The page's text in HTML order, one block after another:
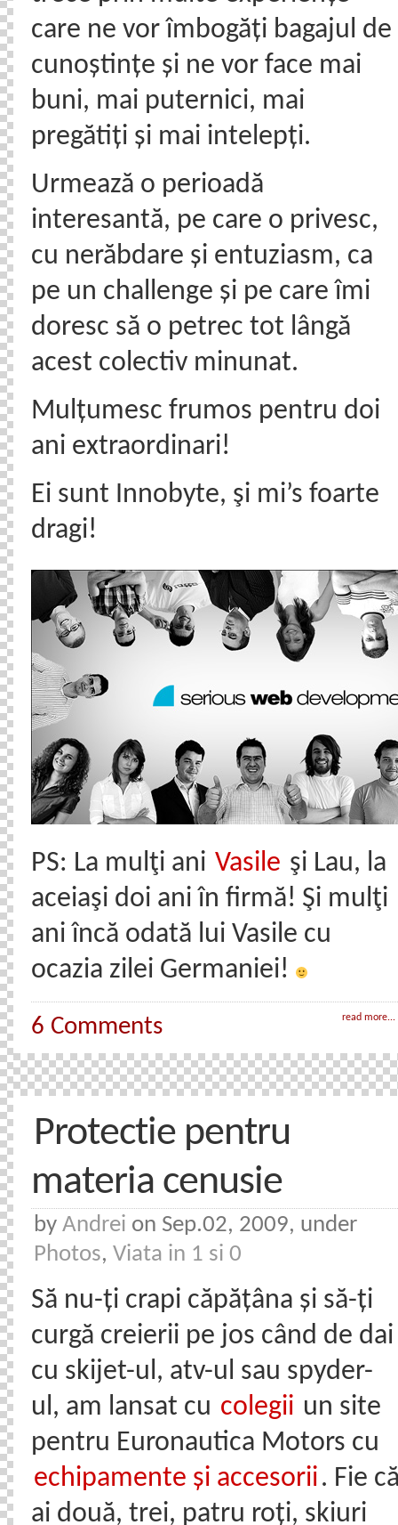
care ne vor îmbogăți bagajul de
cunoștințe și ne vor face mai
buni, mai puternici, mai
pregătiți și mai intelepți.
Urmează o perioadă
interesantă, pe care o privesc,
cu nerăbdare și entuziasm, ca
pe un challenge și pe care îmi
doresc să o petrec tot lângă
acest colectiv minunat.
Mulțumesc frumos pentru doi
ani extraordinari!
Ei sunt Innobyte, şi mi’s foarte
dragi!
PS: La mulţi ani Vasile şi Lau, la
aceiaşi doi ani în firmă! Şi mulţi
ani încă odată lui Vasile cu
ocazia zilei Germaniei!
read more...
6 Comments
Protectie pentru
materia cenusie
by Andrei on Sep.02, 2009, under
Photos, Viata in 1 si 0
Să nu-ți crapi căpățâna și să-ți
curgă creierii pe jos când de dai
cu skijet-ul, atv-ul sau spyder-
ul, am lansat cu colegii un site
pentru Euronautica Motors cu
echipamente și accesorii . Fie
ai două, trei, patru roți, skiuri